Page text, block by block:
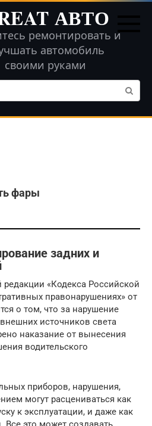
АВТО
ремонтировать и
автомобиль
своими руками
фары
задних и
«Кодекса Российской
правонарушениях» от
о том, что за нарушение
источников света
наказание от вынесения
водительского
приборов, нарушения,
могут расцениваться как
к эксплуатации, и даже как